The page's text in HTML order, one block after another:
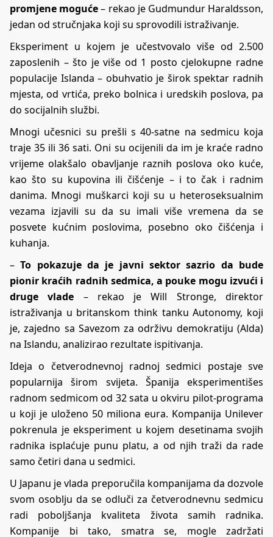
promjene moguće– rekao je Gudmundur Haraldsson,
jedan od stručnjaka koji su sprovodili istraživanje.
Eksperiment u kojem je učestvovalo više od 2.500
zaposlenih – što je više od 1 posto cjelokupne radne
populacije Islanda – obuhvatio je širok spektar radnih
mjesta, od vrtića, preko bolnica i uredskih poslova, pa
do socijalnih službi.
Mnogi učesnici su prešli s 40-satne na sedmicu koja
traje 35 ili 36 sati. Oni su ocijenili da im je kraće radno
vrijeme olakšalo obavljanje raznih poslova oko kuće,
kao što su kupovina ili čišćenje – i to čak i radnim
danima. Mnogi muškarci koji su u heteroseksualnim
vezama izjavili su da su imali više vremena da se
posvete kućnim poslovima, posebno oko čišćenja i
kuhanja.
– To pokazuje da je javni sektor sazrio da bude
pionir kraćih radnih sedmica, a pouke mogu izvući i
druge vlade – rekao je Will Stronge, direktor
istraživanja u britanskom think tanku Autonomy, koji
je, zajedno sa Savezom za održivu demokratiju (Alda)
na Islandu, analizirao rezultate ispitivanja.
Ideja o četverodnevnoj radnoj sedmici postaje sve
popularnija širom svijeta. Španija eksperimentišes
radnom sedmicom od 32 sata u okviru pilot-programa
u koji je uloženo 50 miliona eura. Kompanija Unilever
pokrenula je eksperiment u kojem desetinama svojih
radnika isplaćuje punu platu, a od njih traži da rade
samo četiri dana u sedmici.
U Japanu je vlada preporučila kompanijama da dozvole
svom osoblju da se odluči za četverodnevnu sedmicu
radi poboljšanja kvaliteta života samih radnika.
Kompanije bi tako, smatra se, mogle zadržati